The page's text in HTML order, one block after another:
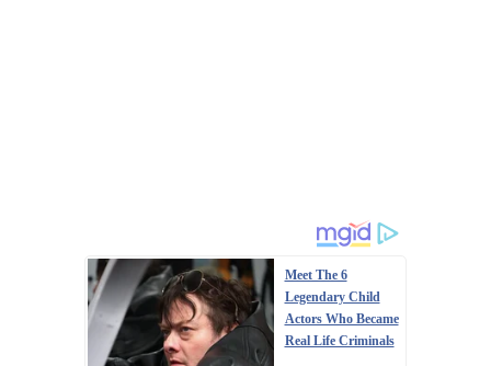
Meet The 6
Legendary Child
Actors Who Became
Real Life Criminals